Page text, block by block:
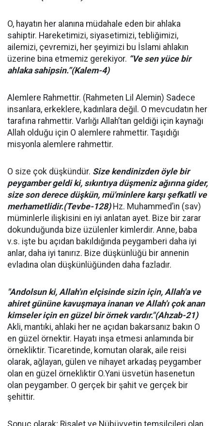
O, hayatın her alanına müdahale eden bir ahlaka
sahiptir. Hareketimizi, siyasetimizi, tebliğimizi,
ailemizi, çevremizi, her şeyimizi bu İslami ahlakın
üzerine bina etmemiz gerekiyor. “Ve sen yüce bir
ahlaka sahipsin.”(Kalem-4)
Alemlere Rahmettir. (Rahmeten Lil Alemin) Sadece
insanlara, erkeklere, kadınlara değil. O mevcudatın her
tarafına rahmettir. Varlığı Allah’tan geldiği için kaynağı
Allah olduğu için O alemlere rahmettir. Taşıdığı
misyonla alemlere rahmettir.
O size çok düşkündür. Size kendinizden öyle bir
peygamber geldi ki, sıkıntıya düşmeniz ağırına gider,
size son derece düşkün, mü'minlere karşı şefkatli ve
merhametlidir.(Tevbe-128) Hz. Muhammed’in (sav)
müminlerle ilişkisini en iyi anlatan ayet. Bize bir zarar
dokunduğunda bize üzülenler kimlerdir. Anne, baba
v.s. işte bu açıdan bakıldığında peygamberi daha iyi
anlar, daha iyi tanırız. Bize düşkünlüğü bir annenin
evladına olan düşkünlüğünden daha fazladır.
"Andolsun ki, Allah'ın elçisinde sizin için, Allah'a ve
ahiret gününe kavuşmaya inanan ve Allah'ı çok anan
kimseler için en güzel bir örnek vardır."(Ahzab-21)
Akli, mantıki, ahlaki her ne açıdan bakarsanız bakın O
en güzel örnektir. Hayatı inşa etmesi anlamında bir
örnekliktir. Ticaretinde, komutan olarak, aile reisi
olarak, ağlayan, gülen ve nihayet arkadaş peygamber
olan en güzel örnekliktir O.Yani üsvetün hasenetun
olan peygamber. O gerçek bir şahit ve gerçek bir
şehittir.
Sonuç olarak; Risalet ve Nübüvvetin temsilcileri olan